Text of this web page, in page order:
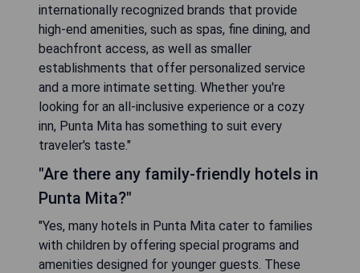
internationally recognized brands that provide
high-end amenities, such as spas, fine dining, and
beachfront access, as well as smaller
establishments that offer personalized service
and a more intimate setting. Whether you're
looking for an all-inclusive experience or a cozy
inn, Punta Mita has something to suit every
traveler's taste."
"Are there any family-friendly hotels in
Punta Mita?"
"Yes, many hotels in Punta Mita cater to families
with children by offering special programs and
amenities designed for younger guests. These